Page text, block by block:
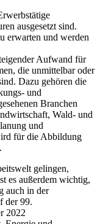
ausgesetzt sind.
erwarten und wer­den
Aufwand für
die unmittelbar oder
Dazu gehören die
und
Branchen
Wald- und
und
für die Abbildung
gelingen,
es außerdem wichtig,
auch in der
der 99.
2022